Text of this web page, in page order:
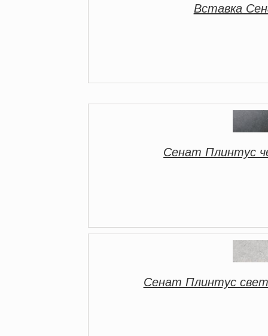
Вставка
Сенат Плинтус
Сенат Плинтус